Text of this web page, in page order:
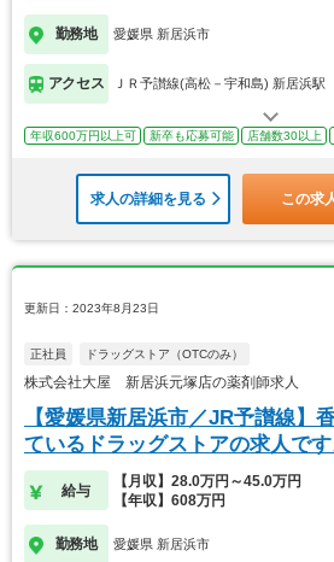
勤務地 愛媛県 新居浜市
アクセス ＪＲ予讃線(高松－宇和島) 新居浜駅
年収600万円以上可 新卒も応募可能 店舗数30以上
求人の詳細を見る この求
更新日：2023年8月23日
正社員 ドラッグストア（OTCのみ）
株式会社大屋 新居浜元塚店の薬剤師求人
【愛媛県新居浜市／JR予讃線】
ているドラッグストアの求人です
給与
【月収】28.0万円～45.0万円
【年収】608万円
勤務地 愛媛県 新居浜市